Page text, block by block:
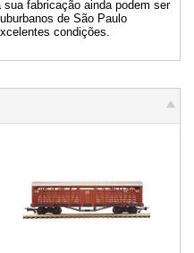
fabricação ainda podem ser
de São Paulo
condições.